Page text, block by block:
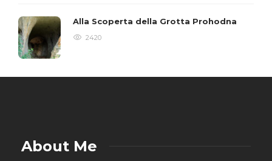
Alla Scoperta della Grotta Prohodna
2420
About Me